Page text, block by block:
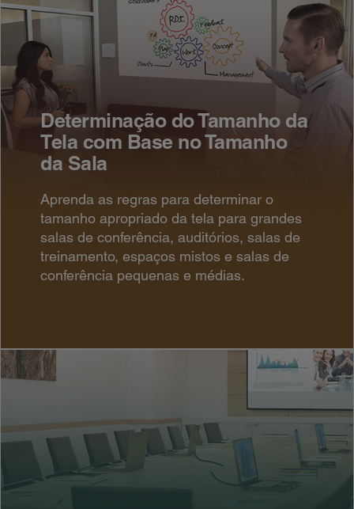
Determinação do Tamanho da
Tela com Base no Tamanho
da Sala
Aprenda as regras para determinar o
tamanho apropriado da tela para grandes
salas de conferência, auditórios, salas de
treinamento, espaços mistos e salas de
conferência pequenas e médias.